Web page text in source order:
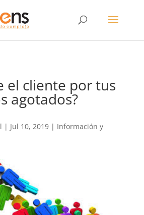
el cliente por tus
agotados?
| Jul 10, 2019| Información y